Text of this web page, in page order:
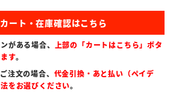
がある場合、 上部の「カートはこちら」ボタ
す。
注文の場合、 代金引換・あと払い（ペイデ
をお選びください。